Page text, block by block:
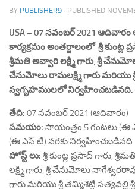
BY PUBLISHER9 · PUBLISHED
USA – 07 నవంబర్ 2021
కార్యక్రమం అంతర్జాలంలో శ్రీ
శ్రీమతి అవ్వారి లక్ష్మి గారు, శ్రీ
చేనుమోలు రామలక్ష్మి గారుమరియు
స్వగృహములలో నిర్వహించబడినది.
తేది: 07 నవంబర్ 2021 (ఆదివారం)
సమయం: సాయంత్రం 5 గంటలు
(ఈ.ఎస్.టీ) వరకు నిర్వహించబడినది
హోస్ట్ లు: శ్రీ కుంట్ల ప్రసాద్ గారు,
లక్ష్మి గారు, శ్రీ చేనుమోలు
గారు మరియు శ్రీ తమ్మిశెట్టి సత్యవల్లి